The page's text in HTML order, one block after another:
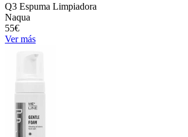
Q3 Espuma Limpiadora
Naqua
55€
Ver más